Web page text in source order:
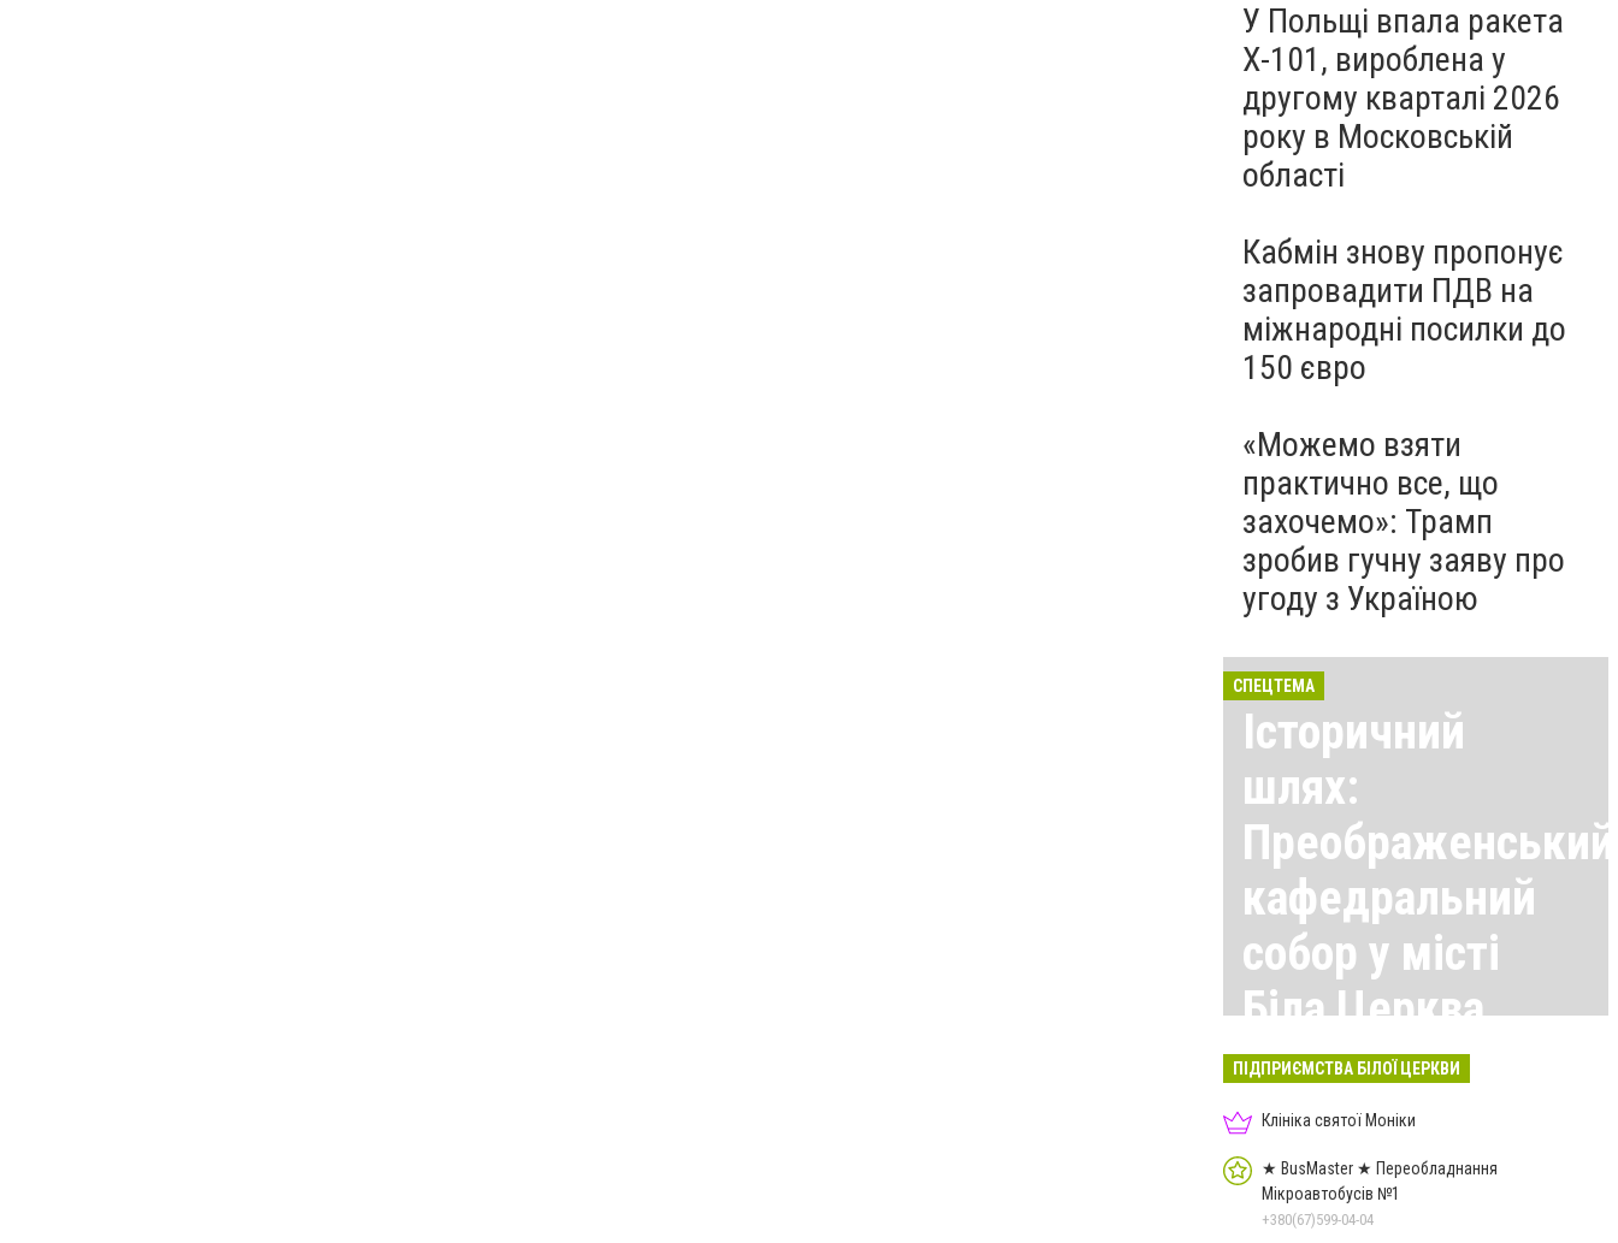
У Польщі впала ракета
Х-101, вироблена у
другому кварталі 2026
року в Московській
області
Кабмін знову пропонує
запровадити ПДВ на
міжнародні посилки до
150 євро
«Можемо взяти
практично все, що
захочемо»: Трамп
зробив гучну заяву про
угоду з Україною
СПЕЦТЕМА
Історичний
шлях:
Преображенський
кафедральний
собор у місті
Біла Церква
Всі матеріали тут
ПІДПРИЄМСТВА БІЛОЇ ЦЕРКВИ
Клініка святої Моніки
★ BusMaster ★ Переобладнання
Мікроавтобусів №1
+380(67)599-04-04